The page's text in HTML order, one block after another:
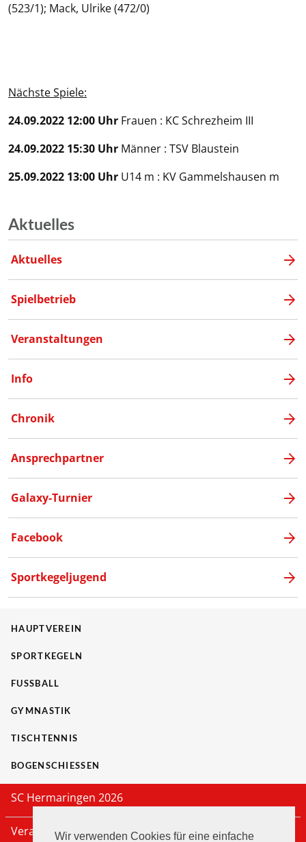
Wir verwenden Cookies für eine einfache
(523/1); Mack, Ulrike (472/0)
Nächste Spiele:
24.09.2022 12:00 Uhr Frauen : KC Schrezheim III
24.09.2022 15:30 Uhr Männer : TSV Blaustein
25.09.2022 13:00 Uhr U14 m : KV Gammelshausen m
Aktuelles
Aktuelles
Spielbetrieb
Veranstaltungen
Info
Chronik
Ansprechpartner
Galaxy-Turnier
Facebook
Sportkegeljugend
HAUPTVEREIN
SPORTKEGELN
FUSSBALL
GYMNASTIK
TISCHTENNIS
BOGENSCHIESSEN
SC Hermaringen 2026
Veranstaltungen